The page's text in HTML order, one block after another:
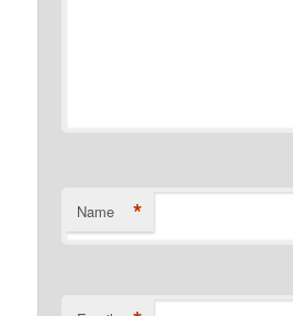
Name *